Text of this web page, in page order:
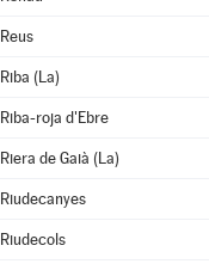
Reus
Riba (La)
Riba-roja d'Ebre
Riera de Gaià (La)
Riudecanyes
Riudecols